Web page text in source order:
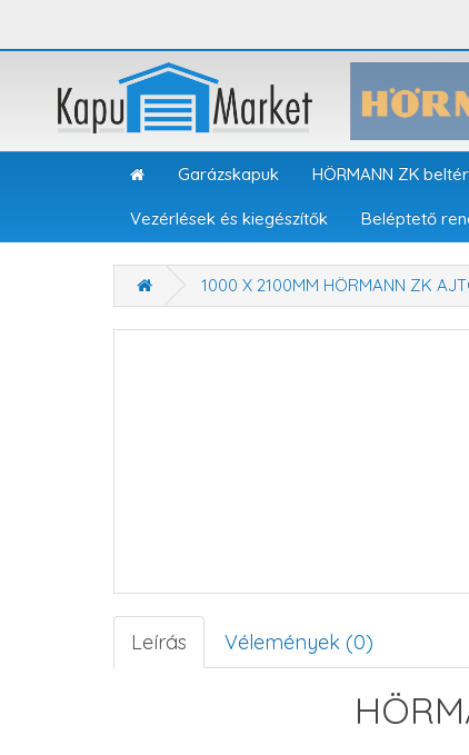
Garázskapuk HÖRMANN ZK
Vezérlések és kiegészítők Beléptető
1000 X 2100MM HÖRMANN ZK
Leírás Vélemények (0)